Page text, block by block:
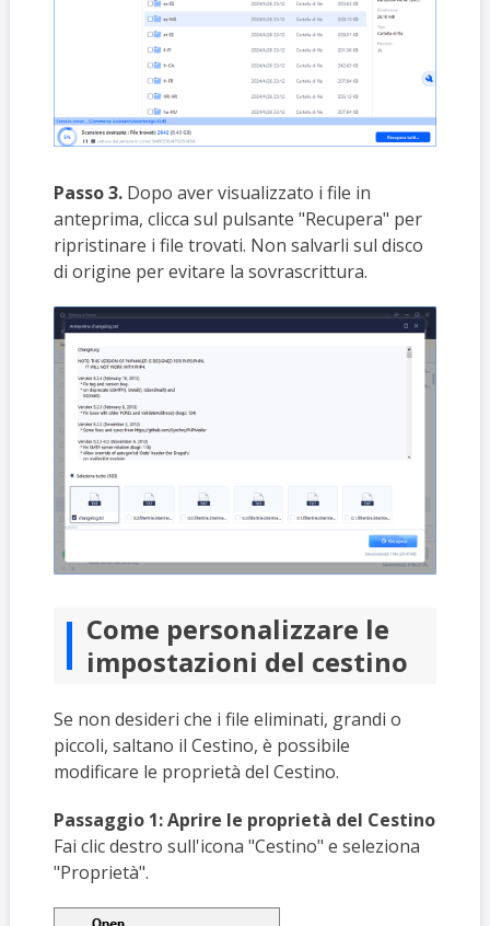
Passo 3.Dopo aver visualizzato i file in
anteprima, clicca sul pulsante "Recupera" per
ripristinare i file trovati. Non salvarli sul disco
di origine per evitare la sovrascrittura.
Come personalizzare le
impostazioni del cestino
Se non desideri che i file eliminati, grandi o
piccoli, saltano il Cestino, è possibile
modificare le proprietà del Cestino.
Passaggio 1: Aprire le proprietà del Cestino
Fai clic destro sull'icona "Cestino" e seleziona
"Proprietà".